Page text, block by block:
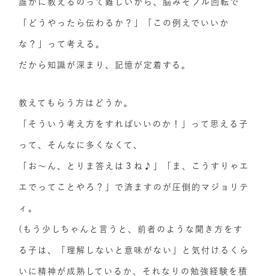
誰かに教えるのって難しいから、脳みそフル回転で
「どうやったら伝わるか？」「この例えでいいか
な？」って考える。
だから知識が深まり、記憶が定着する。
教えてもらう方はどうか。
「そういう考え方をすればいいのか！」って思える子
って、そんなに多くなくて、
「お～ん、とりま答えは３ね♪」「ま、こうすりゃエ
エでってことやろ？」で済ますのが圧倒的マジョリテ
ィ。
(もう少しちゃんと言うと、前者のような聞き方をす
る子は、「理解しないと意味がない」と気付けるくら
いに精神が成熟しているか、それなりの勉強経験を積